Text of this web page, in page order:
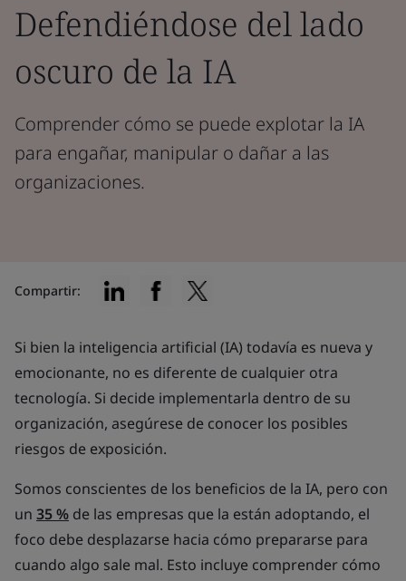
Defendiéndose del lado
oscuro de la IA
Comprender cómo se puede explotar la IA
para engañar, manipular o dañar a las
organizaciones.
Si bien la inteligencia artificial (IA) todavía es nueva y
emocionante, no es diferente de cualquier otra
tecnología. Si decide implementarla dentro de su
organización, asegúrese de conocer los posibles
riesgos de exposición.
Somos conscientes de los beneficios de la IA, pero con
un 35 % de las empresas que la están adoptando, el
foco debe desplazarse hacia cómo prepararse para
cuando algo sale mal. Esto incluye comprender cómo
Compartir: